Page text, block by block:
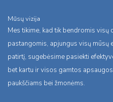
Mūsų vizija
Mes tikime, kad tik bendromis visų
pastangomis, apjungus visų mūsų
patirtį, sugebėsime pasiekti
bet kartu ir visos gamtos
paukščiams bei žmonėms.